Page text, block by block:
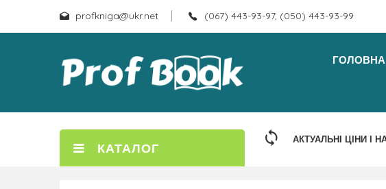
profkniga@ukr.net (067) 443-93-97, (050) 443-93-99
ГОЛОВНА
КАТАЛОГ
АКТУАЛЬНІ ЦІНИ І